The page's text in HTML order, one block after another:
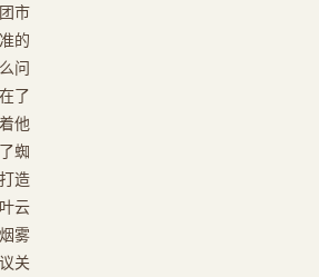
市
的
问
了
他
蜘
造
云
雾
关